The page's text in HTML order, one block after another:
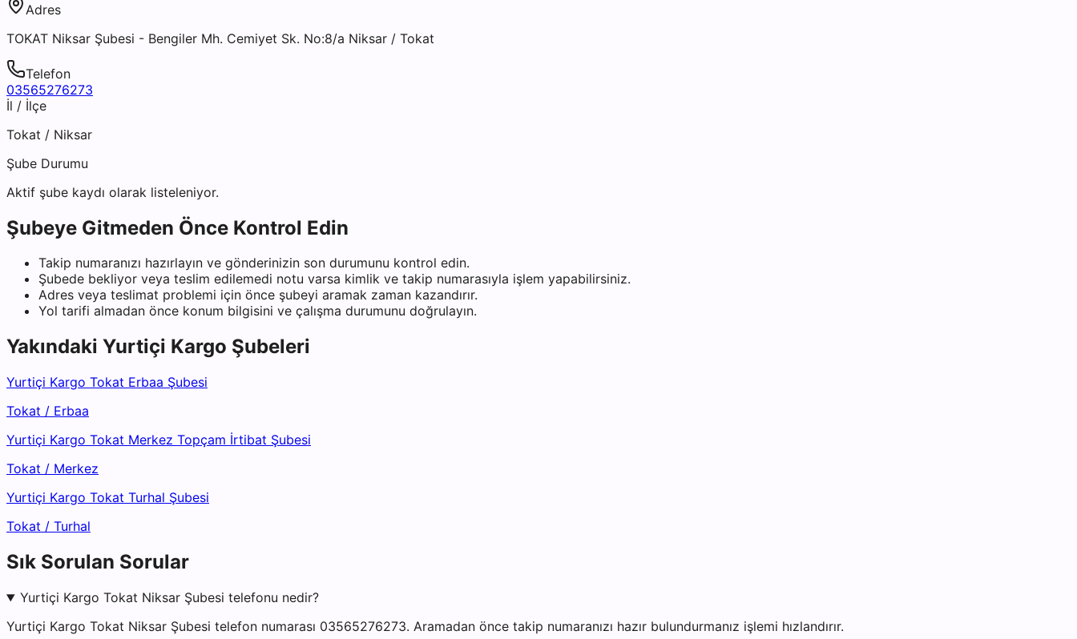
Adres
TOKAT Niksar Şubesi - Bengiler Mh. Cemiyet Sk. No:8/a Niksar / Tokat
Telefon
03565276273
İl / İlçe
Tokat / Niksar
Şube Durumu
Aktif şube kaydı olarak listeleniyor.
Şubeye Gitmeden Önce Kontrol Edin
Takip numaranızı hazırlayın ve gönderinizin son durumunu kontrol edin.
Şubede bekliyor veya teslim edilemedi notu varsa kimlik ve takip numarasıyla işlem yapabilirsiniz.
Adres veya teslimat problemi için önce şubeyi aramak zaman kazandırır.
Yol tarifi almadan önce konum bilgisini ve çalışma durumunu doğrulayın.
Yakındaki Yurtiçi Kargo Şubeleri
Yurtiçi Kargo Tokat Erbaa Şubesi
Tokat / Erbaa
Yurtiçi Kargo Tokat Merkez Topçam İrtibat Şubesi
Tokat / Merkez
Yurtiçi Kargo Tokat Turhal Şubesi
Tokat / Turhal
Sık Sorulan Sorular
Yurtiçi Kargo Tokat Niksar Şubesi telefonu nedir?
Yurtiçi Kargo Tokat Niksar Şubesi telefon numarası 03565276273. Aramadan önce takip numaranızı hazır bulundurmanız işlemi hızlandırır.